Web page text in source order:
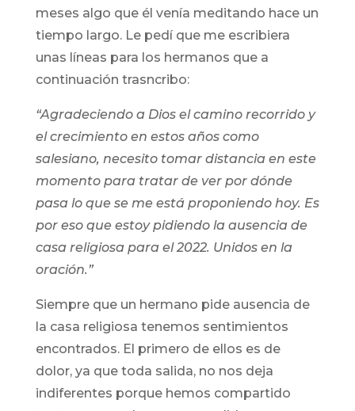
meses algo que él venía meditando hace un
tiempo largo. Le pedí que me escribiera
unas líneas para los hermanos que a
continuación trasncribo:
“Agradeciendo a Dios el camino recorrido y
el crecimiento en estos años como
salesiano, necesito tomar distancia en este
momento para tratar de ver por dónde
pasa lo que se me está proponiendo hoy. Es
por eso que estoy pidiendo la ausencia de
casa religiosa para el 2022. Unidos en la
oración.”
Siempre que un hermano pide ausencia de
la casa religiosa tenemos sentimientos
encontrados. El primero de ellos es de
dolor, ya que toda salida, no nos deja
indiferentes porque hemos compartido